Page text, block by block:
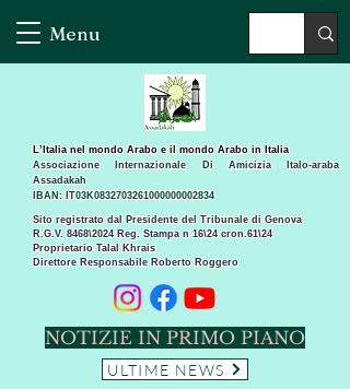
Menu
Sito registrato dal Presidente del Tribunale di Genova
R.G.V. 8468\2024 Reg. Stampa n 16\24 cron.61\24 ​
Proprietario Talal Khrais
Direttore Responsabile Roberto Roggero
L’Italia nel mondo Arabo e il mondo Arabo in Italia
Associazione Internazionale Di Amicizia Italo-araba
Assadakah
IBAN: IT03K0832703261000000002834
NOTIZIE IN PRIMO PIANO
ULTIME NEWS